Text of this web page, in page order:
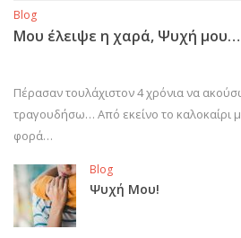
Blog
Μου έλειψε η χαρά, Ψυχή μου…
Πέρασαν τουλάχιστον 4 χρόνια να
τραγουδήσω… Από εκείνο το καλοκαίρι
φορά…
Blog
Ψυχή Μου!